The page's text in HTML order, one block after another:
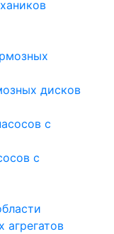
дисков
с